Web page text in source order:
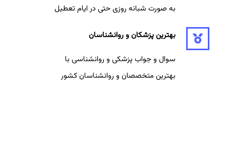
به صورت شبانه روزی حتی در ایام تعطیل
بهترین پزشکان و روانشناسان
سوال و جواب پزشکی و روانشناسی با
بهترین متخصصان و روانشناسان کشور